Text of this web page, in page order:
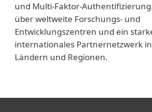
und Multi-Faktor-
über weltweite Forschungs- und
Entwicklungszentren und ein
internationales Partnernetzwerk
Ländern und Regionen.